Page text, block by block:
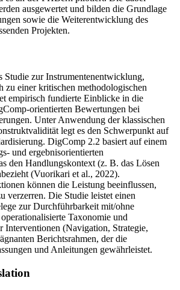
ausgewertet und bilden die Grundlage
sowie die Weiterentwicklung des
Projekten.
Studie zur Instrumentenentwicklung,
zu einer kritischen methodologischen
empirisch fundierte Einblicke in die
orientierten Bewertungen bei
Unter Anwendung der klassischen
legt es den Schwerpunkt auf
DigComp 2.2 basiert auf einem
und ergebnisorientierten
den Handlungskontext (z. B. das Lösen
(Vuorikari et al., 2022).
können die Leistung beeinflussen,
verzerren. Die Studie leistet einen
zur Durchführbarkeit mit/ohne
Taxonomie und
Interventionen (Navigation, Strategie,
Berichtsrahmen, der die
und Anleitungen gewährleistet.